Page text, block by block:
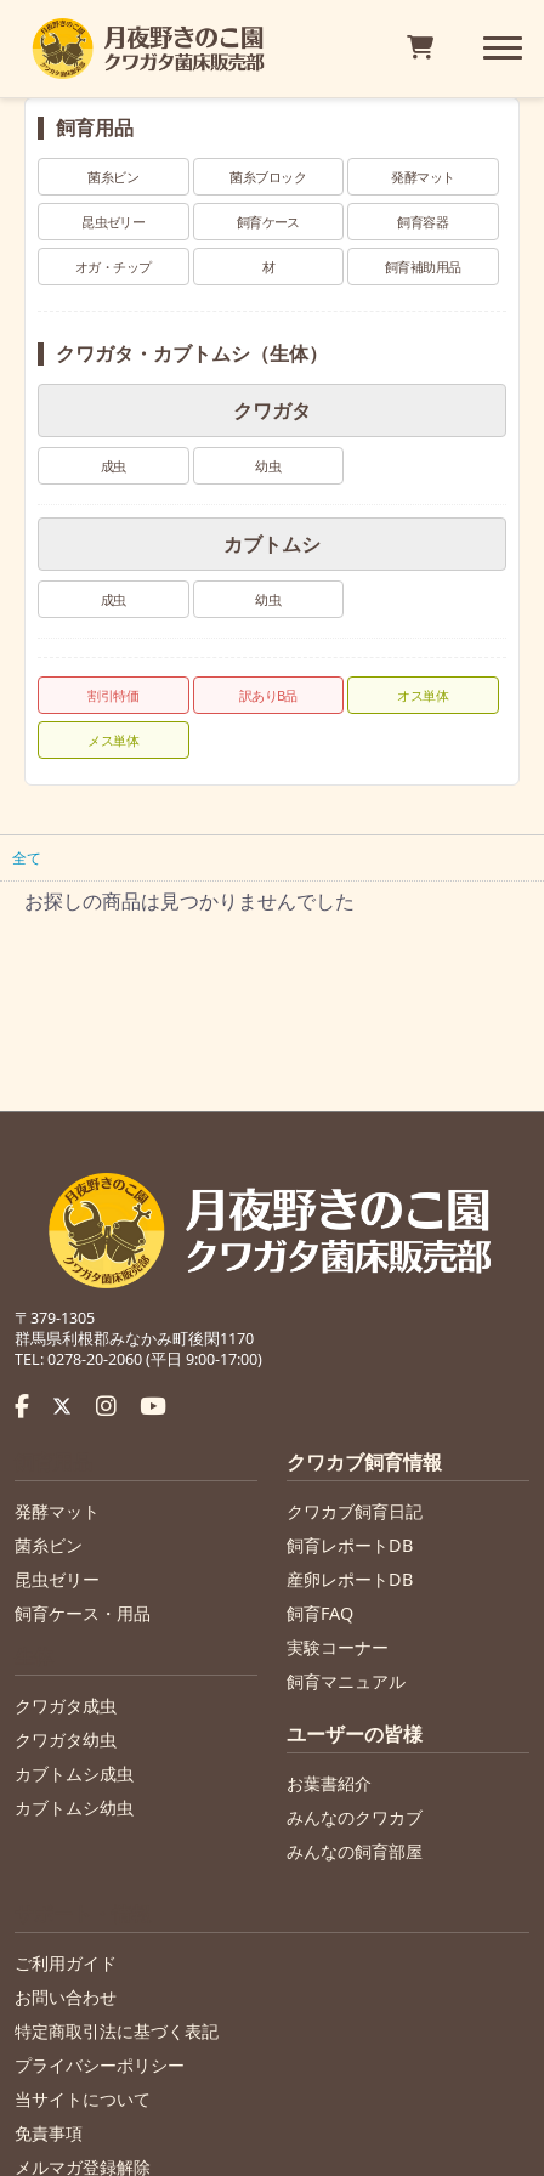
飼育用品
菌糸ビン 菌糸ブロック 発酵マット
昆虫ゼリー 飼育ケース 飼育容器
オガ・チップ 材 飼育補助用品
クワガタ・カブトムシ（生体）
クワガタ
成虫 幼虫
カブトムシ
成虫 幼虫
割引特価 訳ありB品 オス単体
メス単体
全て
お探しの商品は見つかりませんでした
〒379-1305
群馬県利根郡みなかみ町後閑1170
TEL: 0278-20-2060 (平日 9:00-17:00)
発酵マット
菌糸ビン
昆虫ゼリー
飼育ケース・用品
クワガタ成虫
クワガタ幼虫
カブトムシ成虫
カブトムシ幼虫
クワカブ飼育情報
クワカブ飼育日記
飼育レポートDB
産卵レポートDB
飼育FAQ
実験コーナー
飼育マニュアル
ユーザーの皆様
お葉書紹介
みんなのクワカブ
みんなの飼育部屋
ご利用ガイド
お問い合わせ
特定商取引法に基づく表記
プライバシーポリシー
当サイトについて
免責事項
メルマガ登録解除